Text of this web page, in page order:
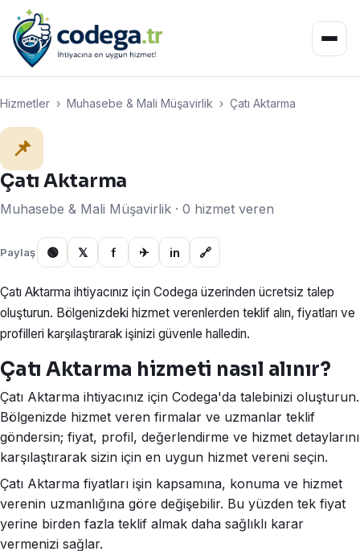
Hizmetler › Muhasebe & Mali Müşavirlik › Çatı Aktarma
📌
Çatı Aktarma
Muhasebe & Mali Müşavirlik · 0 hizmet veren
Paylaş 🟢 𝕏 f ✈ in 🔗
Çatı Aktarma ihtiyacınız için Codega üzerinden ücretsiz talep
oluşturun. Bölgenizdeki hizmet verenlerden teklif alın, fiyatları ve
profilleri karşılaştırarak işinizi güvenle halledin.
Çatı Aktarma hizmeti nasıl alınır?
Çatı Aktarma ihtiyacınız için Codega'da talebinizi oluşturun.
Bölgenizde hizmet veren firmalar ve uzmanlar teklif
göndersin; fiyat, profil, değerlendirme ve hizmet detaylarını
karşılaştırarak sizin için en uygun hizmet vereni seçin.
Çatı Aktarma fiyatları işin kapsamına, konuma ve hizmet
verenin uzmanlığına göre değişebilir. Bu yüzden tek fiyat
yerine birden fazla teklif almak daha sağlıklı karar
vermenizi sağlar.